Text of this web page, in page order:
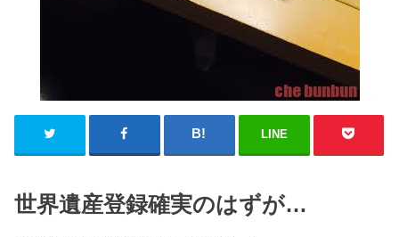
LINE
世界遺産登録確実のはずが…